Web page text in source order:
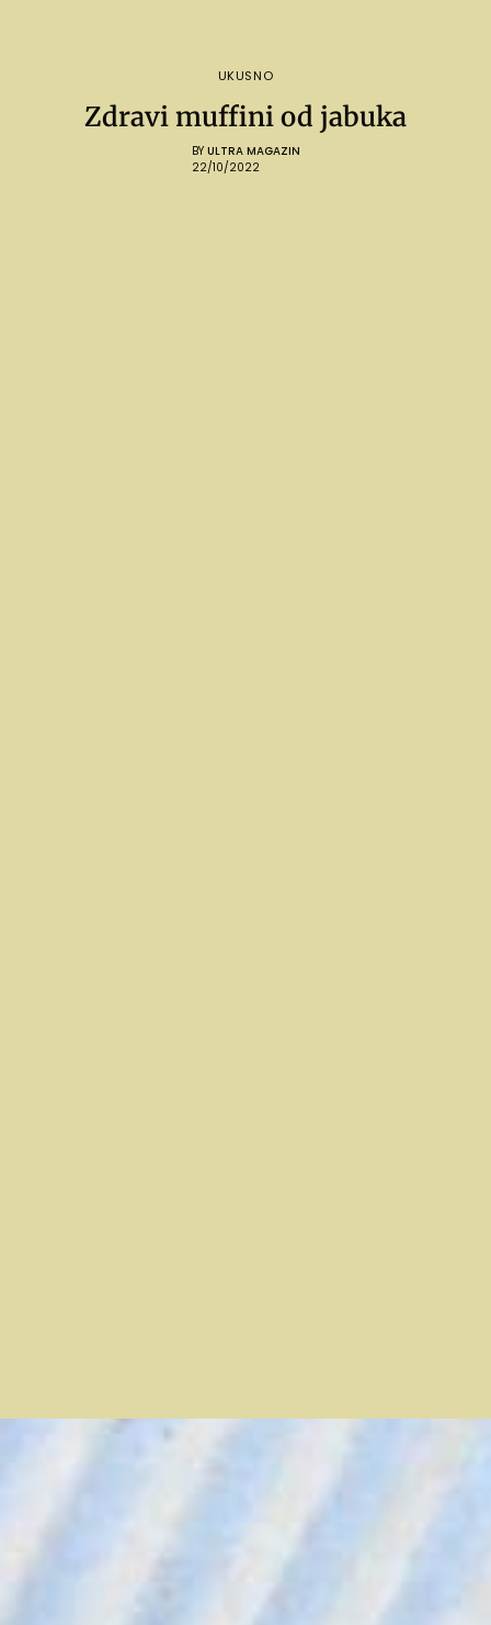
UKUSNO
Zdravi muffini od jabuka
BY ULTRA MAGAZIN
22/10/2022